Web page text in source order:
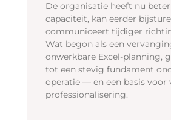
De organisatie heeft nu
capaciteit, kan eerder
communiceert tijdiger
Wat begon als een
onwerkbare Excel-planning,
tot een stevig fundament
operatie — en een basis voor
professionalisering.